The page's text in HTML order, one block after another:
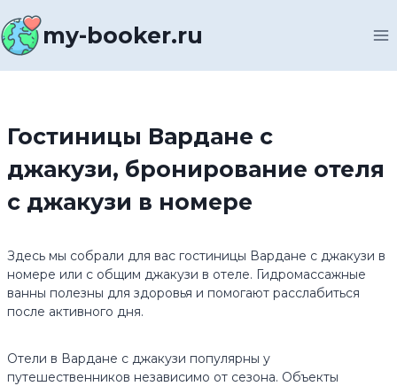
к
содержимомуmy-booker.ru
Гостиницы Вардане с
джакузи, бронирование отеля
с джакузи в номере
Здесь мы собрали для вас гостиницы Вардане с джакузи в
номере или с общим джакузи в отеле. Гидромассажные
ванны полезны для здоровья и помогают расслабиться
после активного дня.
Отели в Вардане с джакузи популярны у
путешественников независимо от сезона. Объекты